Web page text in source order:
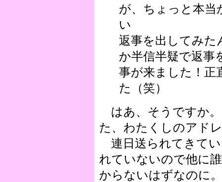
が、ちょっと本当
い
返事を出してみた
か半信半疑で返事
事が来ました！正
た（笑）
はあ、そうですか
た、わたくしのアド
連日送られてきて
れていないので他に
からないはずなのに